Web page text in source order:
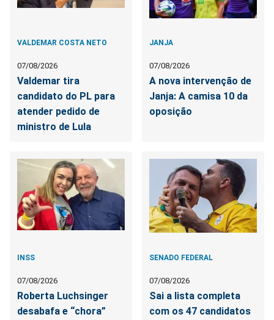
VALDEMAR COSTA NETO
07/08/2026
Valdemar tira
candidato do PL para
atender pedido de
ministro de Lula
JANJA
07/08/2026
A nova intervenção de
Janja: A camisa 10 da
oposição
INSS
07/08/2026
Roberta Luchsinger
desabafa e “chora”
SENADO FEDERAL
07/08/2026
Sai a lista completa
com os 47 candidatos